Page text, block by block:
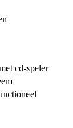
cd-speler